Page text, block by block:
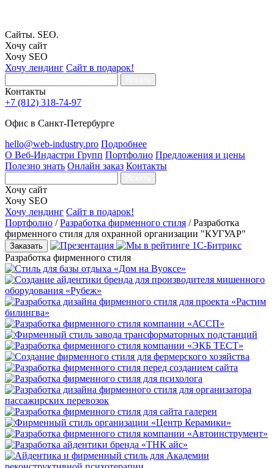
Сайты. SEO.
Хочу сайт
Хочу SEO
Хочу лендинг Сайт в подарок!
Контакты
+7 (812) 318-74-97
Офис в Санкт-Петербурге
hello@web-industry.pro Подробнее
О Веб-Индастри Групп Портфолио Предложения и цены
Полезно знать Онлайн заказ Контакты
Хочу сайт
Хочу SEO
Хочу лендинг Сайт в подарок!
Портфолио / Разработка фирменного стиля / Разработка
фирменного стиля для охранной организации "КУГУАР"
Заказать
Разработка фирменного стиля